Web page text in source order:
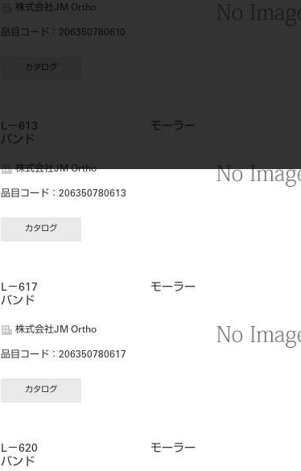
株式会社JM Ortho
品目コード ：206350780610
カタログ
L－613 モーラー
バンド
株式会社JM Ortho
品目コード ：206350780613
カタログ
L－617 モーラー
バンド
株式会社JM Ortho
品目コード ：206350780617
カタログ
L－620 モーラー
バンド